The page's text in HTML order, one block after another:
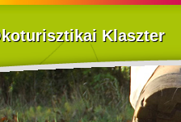
Klaszter